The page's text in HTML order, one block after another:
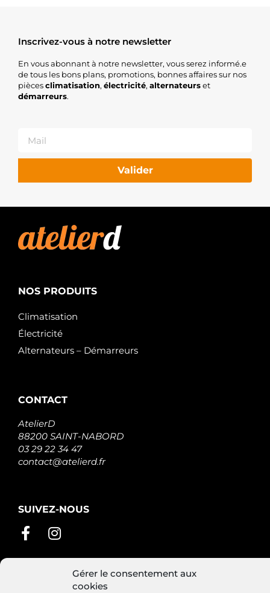
Gérer le consentement aux
cookies
Inscrivez-vous à notre newsletter
En vous abonnant à notre newsletter, vous serez informé.e
de tous les bons plans, promotions, bonnes affaires sur nos
piècesclimatisation, électricité, alternateurset
démarreurs.
Valider
NOS PRODUITS
Climatisation
Électricité
Alternateurs – Démarreurs
CONTACT
AtelierD
88200 SAINT-NABORD
03 29 22 34 47
contact@atelierd.fr
SUIVEZ-NOUS